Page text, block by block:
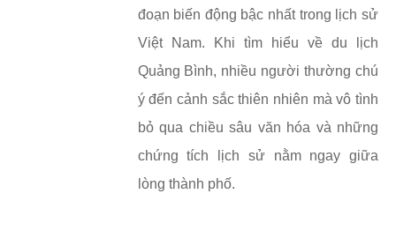
đoạn biến động bậc nhất trong lịch sử
Việt Nam. Khi tìm hiểu về du lịch
Quảng Bình, nhiều người thường chú
ý đến cảnh sắc thiên nhiên mà vô tình
bỏ qua chiều sâu văn hóa và những
chứng tích lịch sử nằm ngay giữa
lòng thành phố.